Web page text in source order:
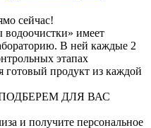
сейчас!
имеет
В ней каждые 2
этапах
готовый продукт из каждой
ДЛЯ ВАС
и получите персональное